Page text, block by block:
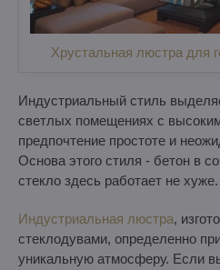
Хрустальная люстра для
Индустриальный стиль
светлых помещениях с
предпочтение простоте и
Основа этого стиля - бетон в
стекло здесь работает не хуже.
Индустриальная люстра,
стеклодувами, определенно
уникальную атмосферу. Если